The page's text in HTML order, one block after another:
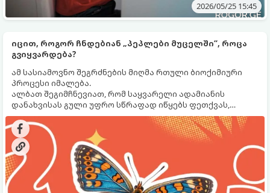
2026/05/25 15:45
იცით, როგორ ჩნდებიან „პეპლები მუცელში“, როცა
გვიყვარდება?
ამ სასიამოვნო შეგრძნების მიღმა რთული ბიოქიმიური
პროცესი იმალება.
ალბათ შეგიმჩნევიათ, რომ საყვარელი ადამიანის
დანახვისას გული უფრო სწრაფად იწყებს ფეთქვას,
მუცელში კი უცნაური, სასიამოვნო ჟრუანტელი გვივლის,
თითქოს იქ რაღაც მოძრაობს. ამ მოვლენას ჩვენ „მუცელში
პეპლებს“ ვეძახით. ის თან გვდევს არა მხოლოდ
შეყვარებულობისას, არამედ მნიშვნელოვანი
მოვლენების, ამაღელვებელი შეხვედრების ან საჯარო
გამოსვლების წინაც. საიდან მოდის ეს შეგრძნება და
როგორ ხსნის მას მეცნიერება? მოდით, გავარკვიოთ.